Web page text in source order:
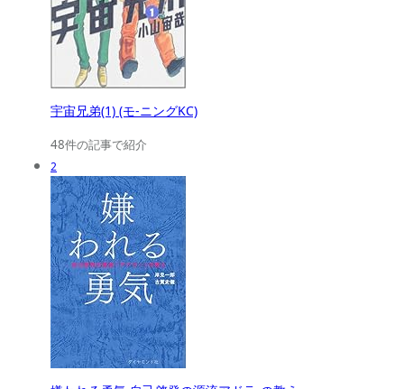
宇宙兄弟(1) (モ-ニングKC)
48件の記事で紹介
2